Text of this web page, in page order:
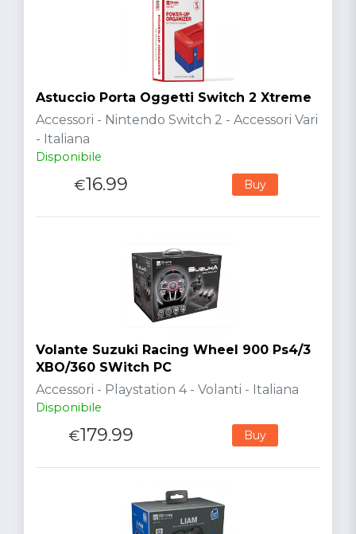
Astuccio Porta Oggetti Switch 2 Xtreme
Accessori - Nintendo Switch 2 - Accessori Vari
- Italiana
Disponibile
€16.99 Buy
Volante Suzuki Racing Wheel 900 Ps4/3
XBO/360 SWitch PC
Accessori - Playstation 4 - Volanti - Italiana
Disponibile
€179.99 Buy